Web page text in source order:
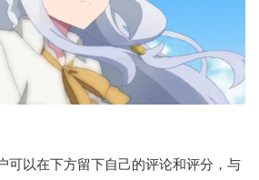
可以在下方留下自己的评论和评分，与